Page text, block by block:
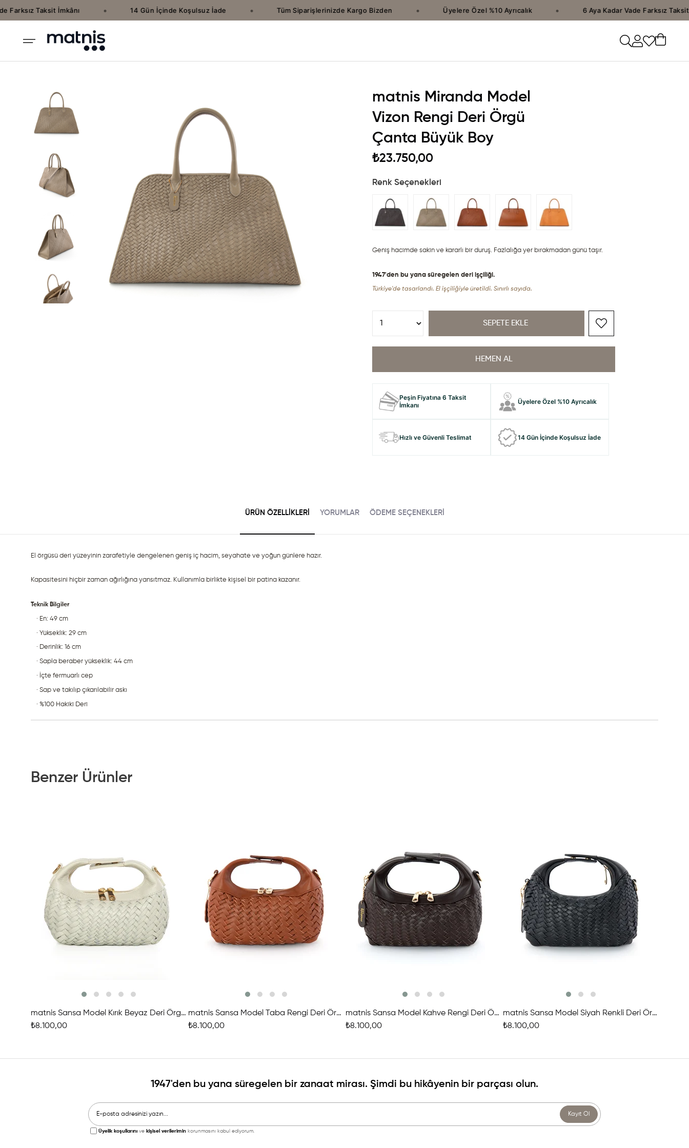
Taksit İmkânı 14 Gün İçinde Koşulsuz İade Tüm Siparişlerinizde Kargo Bizden Üyelere Özel %10 Ayrıcalık 6 Aya Kadar Vade Farksız Taksit
matnis Miranda Model
Vizon Rengi Deri Örgü
Çanta Büyük Boy
₺23.750,00
Renk Seçenekleri
Geniş hacimde sakin ve kararlı bir duruş. Fazlalığa yer bırakmadan günü taşır.
1947'den bu yana süregelen deri işçiliği.
Türkiye'de tasarlandı. El işçiliğiyle üretildi. Sınırlı sayıda.
Peşin Fiyatına 6 Taksit
İmkanı
Üyelere Özel %10 Ayrıcalık
Hızlı ve Güvenli Teslimat 14 Gün İçinde Koşulsuz İade
ÜRÜN ÖZELLIKLERI YORUMLAR ÖDEME SEÇENEKLERI
El örgüsü deri yüzeyinin zarafetiyle dengelenen geniş iç hacim, seyahate ve yoğun günlere hazır.
Kapasitesini hiçbir zaman ağırlığına yansıtmaz. Kullanımla birlikte kişisel bir patina kazanır.
Teknik Bilgiler
· En: 49 cm
· Yükseklik: 29 cm
· Derinlik: 16 cm
· Sapla beraber yükseklik: 44 cm
· İçte fermuarlı cep
· Sap ve takılıp çıkarılabilir askı
· %100 Hakiki Deri
Benzer Ürünler
matnis Sansa Model Kırık Beyaz Deri Örgü Çanta
₺8.100,00
matnis Sansa Model Taba Rengi Deri Örgü Çanta
₺8.100,00
matnis Sansa Model Kahve Rengi Deri Örgü Çanta
₺8.100,00
matnis Sansa Model Siyah Renkli Deri Örgü Çanta
₺8.100,00
1947'den bu yana süregelen bir zanaat mirası. Şimdi bu hikâyenin bir parçası olun.
Kayıt Ol
Üyelik koşullarını ve kişisel verilerimin korunmasını kabul ediyorum.